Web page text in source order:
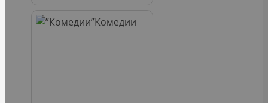
Комедии